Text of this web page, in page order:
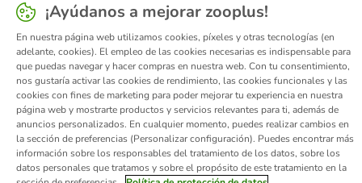
Quiénes somos Empleo Corporate Website
Condiciones comerciales generales
DSA
Formulario de desistimiento
Contacto
Gastos de envío y plazo de entrega
Formas de pago
Programa de afiliación
Protección de datos
Declaración de accesibilidad
© zooplus SE 2026
¡Ayúdanos a mejorar zooplus!
En nuestra página web utilizamos cookies, píxeles y otras tecnologías (en
adelante, cookies). El empleo de las cookies necesarias es indispensable para
que puedas navegar y hacer compras en nuestra web. Con tu consentimiento,
nos gustaría activar las cookies de rendimiento, las cookies funcionales y las
cookies con fines de marketing para poder mejorar tu experiencia en nuestra
página web y mostrarte productos y servicios relevantes para ti, además de
anuncios personalizados. En cualquier momento, puedes realizar cambios en
la sección de preferencias (Personalizar configuración). Puedes encontrar más
información sobre los responsables del tratamiento de los datos, sobre los
datos personales que tratamos y sobre el propósito de este tratamiento en la